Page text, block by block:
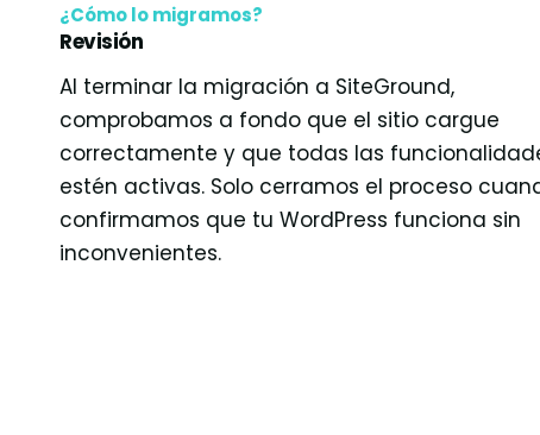
¿Cómo lo migramos?
Revisión
Al terminar la migración a SiteGround,
comprobamos a fondo que el sitio cargue
correctamente y que todas las
estén activas. Solo cerramos el proceso
confirmamos que tu WordPress funciona sin
inconvenientes.